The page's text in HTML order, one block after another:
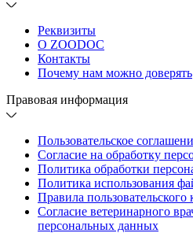
Реквизиты
О ZOODOC
Контакты
Почему нам можно доверять
Правовая информация
Пользовательское
Согласие на обработку
Политика обработки
Политика использования
Правила пользовательского
Согласие ветеринарного
персональных данных